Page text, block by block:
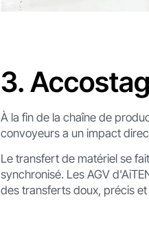
3.
À la fin de la chaîne de
convoyeurs a un impact
Le transfert de matériel se
synchronisé. Les AGV
des transferts doux, précis